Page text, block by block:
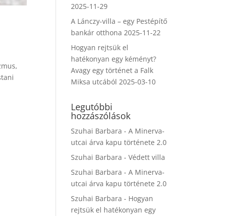
2025-11-29
A Lánczy-villa – egy Pestépítő
bankár otthona 2025-11-22
Hogyan rejtsük el
hatékonyan egy kéményt?
Avagy egy történet a Falk
Miksa utcából 2025-03-10
Legutóbbi
hozzászólások
Szuhai Barbara -A Minerva-
utcai árva kapu története 2.0
Szuhai Barbara -Védett villa
Szuhai Barbara -A Minerva-
utcai árva kapu története 2.0
Szuhai Barbara - Hogyan
rejtsük el hatékonyan egy